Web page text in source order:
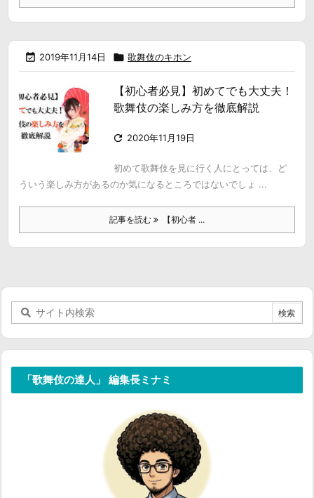
 2019年11月14日  歌舞伎のキホン
【初心者必見】初めてでも大丈夫！
歌舞伎の楽しみ方を徹底解説
 2020年11月19日
初めて歌舞伎を見に行く人にとっては、ど
ういう楽しみ方があるのか気になるところではないでしょ ...
記事を読む 【初心者 ...
「歌舞伎の達人」 編集長ミナミ